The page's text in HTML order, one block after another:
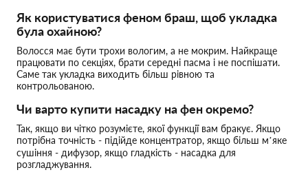
Як користуватися феном браш, щоб укладка
була охайною?
Волосся має бути трохи вологим, а не мокрим. Найкраще
працювати по секціях, брати середні пасма і не поспішати.
Саме так укладка виходить більш рівною та
контрольованою.
Чи варто купити насадку на фен окремо?
Так, якщо ви чітко розумієте, якої функції вам бракує. Якщо
потрібна точність - підійде концентратор, якщо більш м’яке
сушіння - дифузор, якщо гладкість - насадка для
розгладжування.